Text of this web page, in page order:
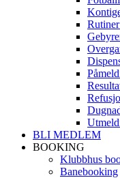
BLI MEDLEM
BOOKING
Klubbhus
Banebooking